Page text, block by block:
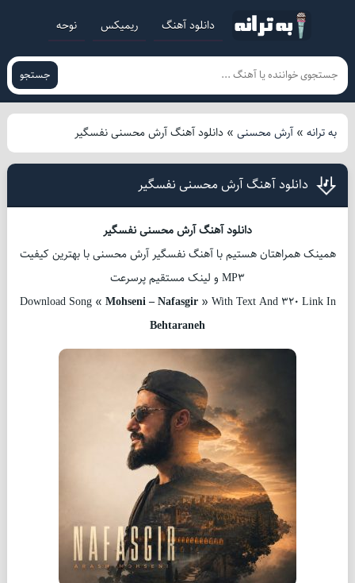
دانلود آهنگ ریمیکس نوحه
جستجو
به ترانه»آرش محسنی» دانلود آهنگ آرش محسنی نفسگیر
دانلود آهنگ آرش محسنی نفسگیر
دانلود آهنگ آرش محسنی نفسگیر
همینک همراهتان هستیم با آهنگ نفسگیر آرش محسنی با بهترین کیفیت
MP3 و لینک مستقیم پرسرعت
Download Song « Mohseni – Nafasgir» With Text And 320 Link In
Behtaraneh